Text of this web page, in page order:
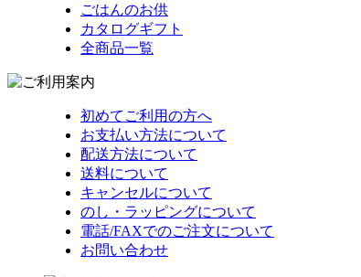
ごはんのお供
カタログギフト
全商品一覧
初めてご利用の方へ
お支払い方法について
配送方法について
送料について
キャンセルについて
のし・ラッピングについて
電話/FAXでのご注文について
お問い合わせ